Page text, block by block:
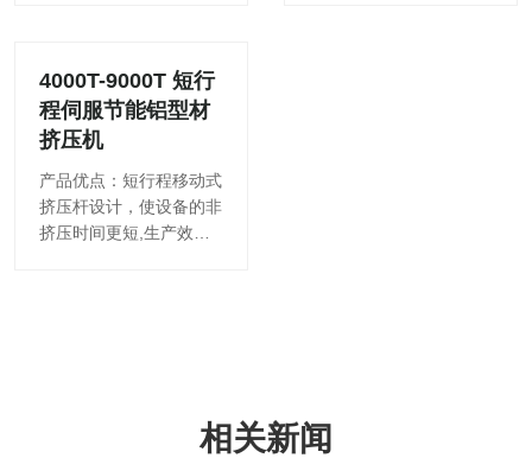
高。方型带压余敲功能，
可调整式
4000T-9000T 短行
程伺服节能铝型材
挤压机
产品优点：短行程移动式
挤压杆设计，使设备的非
挤压时间更短,生产效率
相关新闻